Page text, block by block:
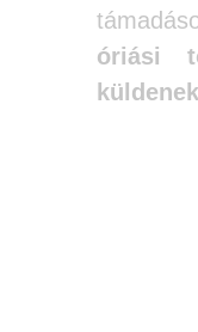
óriási